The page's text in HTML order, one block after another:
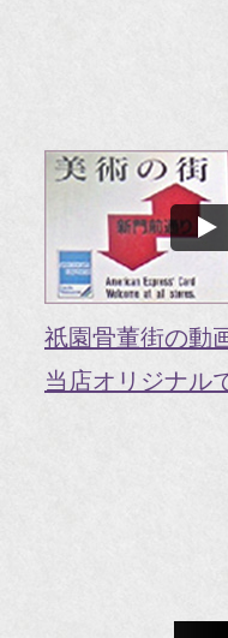
祇園骨董街の動
当店オリジナル